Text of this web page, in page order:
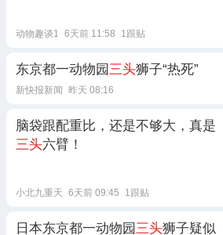
动物趣谈1 6天前 11:58 1跟贴
东京都一动物园 三头狮子“热死”
新快报新闻 昨天 08:16
脑袋跟配重比，还是不够大，真是
三头六臂！
小北九重天 6天前 09:45 1跟贴
日本东京都一动物园 三头狮子疑似